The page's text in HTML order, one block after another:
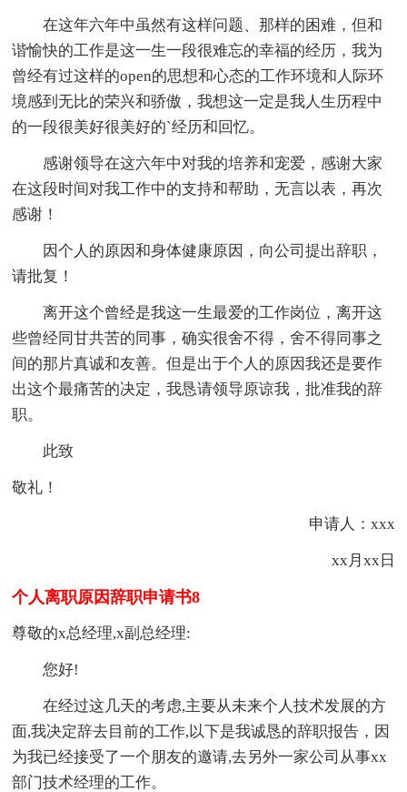
在这年六年中虽然有这样问题、那样的困难，但和
谐愉快的工作是这一生一段很难忘的幸福的经历，我为
曾经有过这样的open的思想和心态的工作环境和人际环
境感到无比的荣兴和骄傲，我想这一定是我人生历程中
的一段很美好很美好的`经历和回忆。
感谢领导在这六年中对我的培养和宠爱，感谢大家
在这段时间对我工作中的支持和帮助，无言以表，再次
感谢！
因个人的原因和身体健康原因，向公司提出辞职，
请批复！
离开这个曾经是我这一生最爱的工作岗位，离开这
些曾经同甘共苦的同事，确实很舍不得，舍不得同事之
间的那片真诚和友善。但是出于个人的原因我还是要作
出这个最痛苦的决定，我恳请领导原谅我，批准我的辞
职。
此致
敬礼！
申请人：xxx
xx月xx日
个人离职原因辞职申请书8
尊敬的x总经理,x副总经理:
您好!
在经过这几天的考虑,主要从未来个人技术发展的方
面,我决定辞去目前的工作,以下是我诚恳的辞职报告，因
为我已经接受了一个朋友的邀请,去另外一家公司从事xx
部门技术经理的工作。